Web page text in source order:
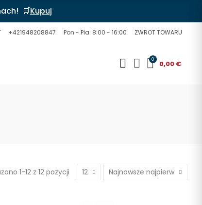
🛒Kupuj
+421948208847 Pon - Pia: 8:00 - 16:00 ZWROT TOWARU
0 0,00 €
1-12 z 12 pozycji 12 Najnowsze najpierw